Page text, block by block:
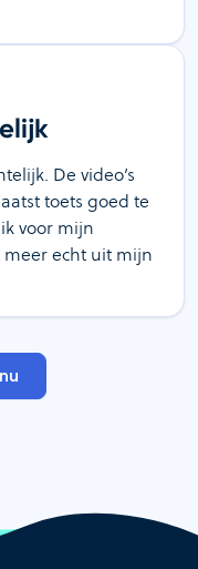
De video’s
toets goed te
voor mijn
echt uit mijn